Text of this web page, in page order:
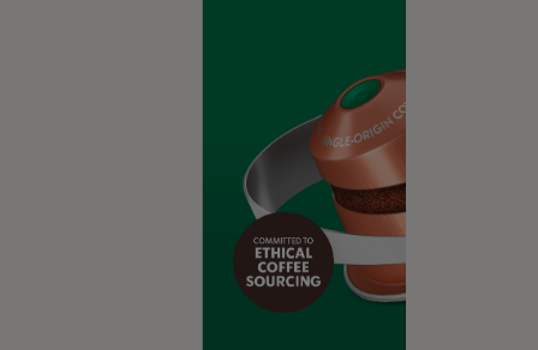
BLONDE
Aan de lichtere kant van het brandingsspectrum, heeft
Roast een lichter karakter en soepele
smaken.